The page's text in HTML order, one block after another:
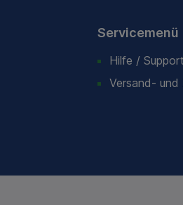
Servicemenü
Hilfe / Support
Versand- und